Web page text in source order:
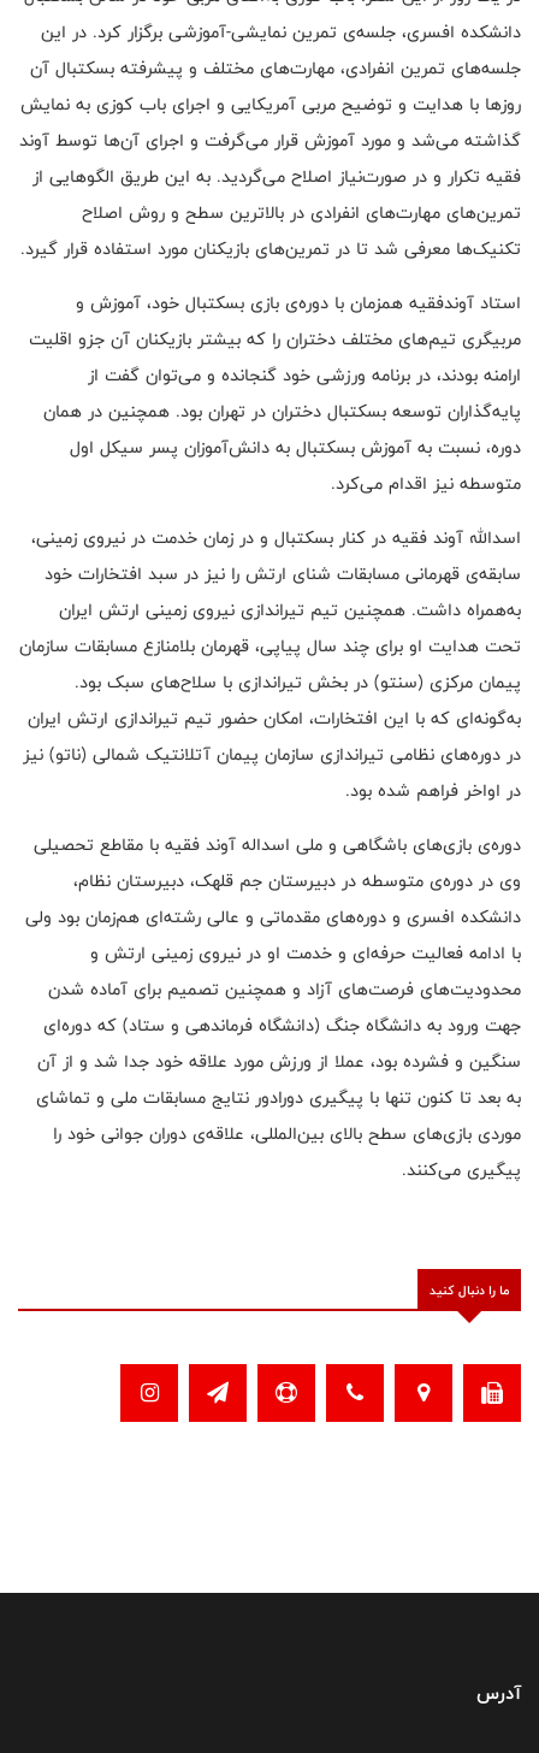
دانشکده‌ افسری، جلسه‌ی تمرین نمایشی-آموزشی برگزار کرد. در این
جلسه‌های تمرین انفرادی، مهارت‌های مختلف و پیشرفته‌ بسکتبال آن
روزها با هدایت و توضیح مربی آمریکایی و اجرای باب کوزی به نمایش
گذاشته می‌شد و مورد آموزش قرار می‌گرفت و اجرای آن‌ها توسط آوند
فقیه تکرار و در صورت‌نیاز اصلاح می‌گردید. به این طریق الگوهایی از
تمرین‌های مهارت‌های انفرادی در بالاترین سطح و روش اصلاح
تکنیک‌ها معرفی شد تا در تمرین‌های بازیکنان مورد استفاده قرار گیرد.
استاد آوندفقیه همزمان با دوره‌ی بازی بسکتبال خود، آموزش و
مربیگری تیم‌های مختلف دختران را که بیشتر بازیکنان آن جزو اقلیت
ارامنه بودند، در برنامه ورزشی خود گنجانده و می‌توان گفت از
پایه‌گذاران توسعه بسکتبال دختران در تهران بود. همچنین در همان
دوره، نسبت به آموزش بسکتبال به دانش‌آموزان پسر سیکل اول
متوسطه نیز اقدام می‌کرد.
اسدالله آوند فقیه در کنار بسکتبال و در زمان خدمت در نیروی زمینی،
سابقه‌ی قهرمانی مسابقات شنای ارتش را نیز در سبد افتخارات خود
به‌همراه داشت. همچنین تیم تیراندازی نیروی زمینی ارتش ایران
تحت هدایت او برای چند سال پیاپی، قهرمان بلامنازع مسابقات سازمان
پیمان مرکزی (سنتو) در بخش تیراندازی با سلاح‌های سبک بود.
به‌گونه‌ای که با این افتخارات، امکان حضور تیم تیراندازی ارتش ایران
در دوره‌های نظامی تیراندازی سازمان پیمان آتلانتیک شمالی (ناتو) نیز
در اواخر فراهم شده بود.
دوره‌ی بازی‌های باشگاهی و ملی اسداله آوند فقیه با مقاطع تحصیلی
وی در دوره‌ی متوسطه در دبیرستان جم قلهک، دبیرستان نظام،
دانشکده‌ افسری و دوره‌های مقدماتی و عالی رشته‌ای هم‌زمان بود ولی
با ادامه فعالیت حرفه‌ای و خدمت او در نیروی زمینی ارتش و
محدودیت‌های فرصت‌های آزاد و همچنین تصمیم برای آماده شدن
جهت ورود به دانشگاه جنگ (دانشگاه فرماندهی و ستاد) که دوره‌ای
سنگین و فشرده بود، عملا از ورزش مورد علاقه خود جدا شد و از آن
به بعد تا کنون تنها با پیگیری دورادور نتایج مسابقات ملی و تماشای
موردی بازی‌های سطح بالای بین‌المللی، علاقه‌ی دوران جوانی خود را
پیگیری می‌کنند.
ما را دنبال کنید
آدرس